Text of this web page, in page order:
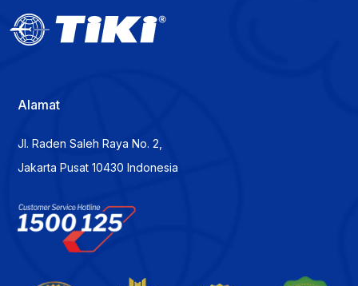
Alamat
Jl. Raden Saleh Raya No. 2,
Jakarta Pusat 10430 Indonesia